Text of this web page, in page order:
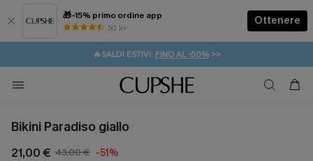
🎁-15% primo ordine app
50 k+
Ottenere
⚡️-15% SUGLI ESSENZIALI DA VACANZA | ACQUISTA
🔥SALDI ESTIVI: FINO AL -50%>>
🚚SPEDIZIONE GRATUITA DA 49€
💌REGALO PER I NUOVI: 20% DI SCONTO*
Bikini Paradiso giallo
21,00 € 43,00 € -51%